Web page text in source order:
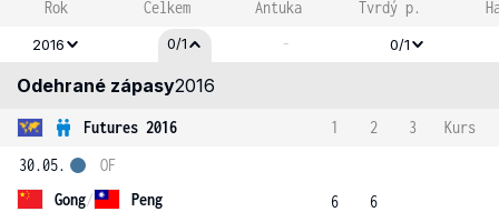
Rok Celkem Antuka Tvrdý p.
2016 0/1 - 0/1
Odehrané zápasy2016
Futures 2016 1 2 3
Kurs
30.05.
Gong/
Peng
OF
6
6